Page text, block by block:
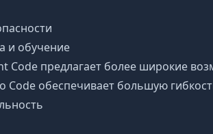
и обучение
Code предлагает более широкие
Code обеспечивает большую